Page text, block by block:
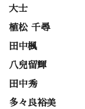
大士
植松 千尋
田中楓
八兒留輝
田中秀
多々良裕美